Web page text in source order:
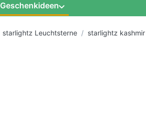
Geschenkideen
starlightz Leuchtsterne starlightz kashmir